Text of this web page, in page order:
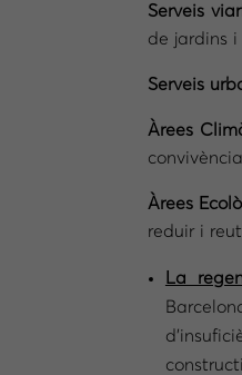
Serveis
de jardins i
Serveis
Àrees
convivència.
Àrees
reduir i
La